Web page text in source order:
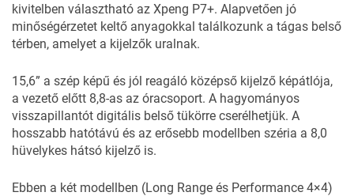
kivitelben választható az Xpeng P7+. Alapvetően jó
minőségérzetet keltő anyagokkal találkozunk a tágas belső
térben, amelyet a kijelzők uralnak.
15,6” a szép képű és jól reagáló középső kijelző képátlója,
a vezető előtt 8,8-as az óracsoport. A hagyományos
visszapillantót digitális belső tükörre cserélhetjük. A
hosszabb hatótávú és az erősebb modellben széria a 8,0
hüvelykes hátsó kijelző is.
Ebben a két modellben (Long Range és Performance 4×4)